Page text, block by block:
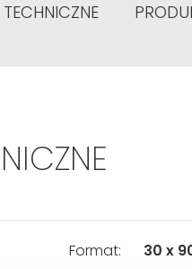
Format: 30 x